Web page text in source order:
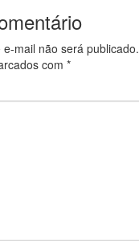
mail não será publicado.
com *